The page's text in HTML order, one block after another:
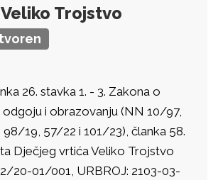
Veliko Trojstvo
26. stavka 1. - 3. Zakona o
i obrazovanju (NN 10/97,
19, 57/22 i 101/23), članka 58.
Dječjeg vrtića Veliko Trojstvo
20-01/001, URBROJ: 2103-03-